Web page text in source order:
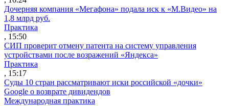
Дочерняя компания «Мегафона» подала иск к «М.Видео» на
1,8 млрд руб.
Практика
, 15:50
СИП проверит отмену патента на систему управления
устройствами после возражений «Яндекса»
Практика
, 15:17
Суды 10 стран рассматривают иски российской «дочки»
Google о возврате дивидендов
Международная практика